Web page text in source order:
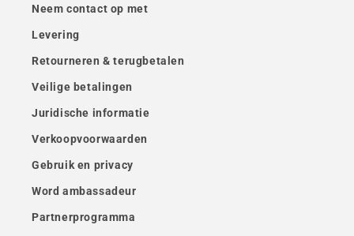
Neem contact op met
Levering
Retourneren & terugbetalen
Veilige betalingen
Juridische informatie
Verkoopvoorwaarden
Gebruik en privacy
Word ambassadeur
Partnerprogramma